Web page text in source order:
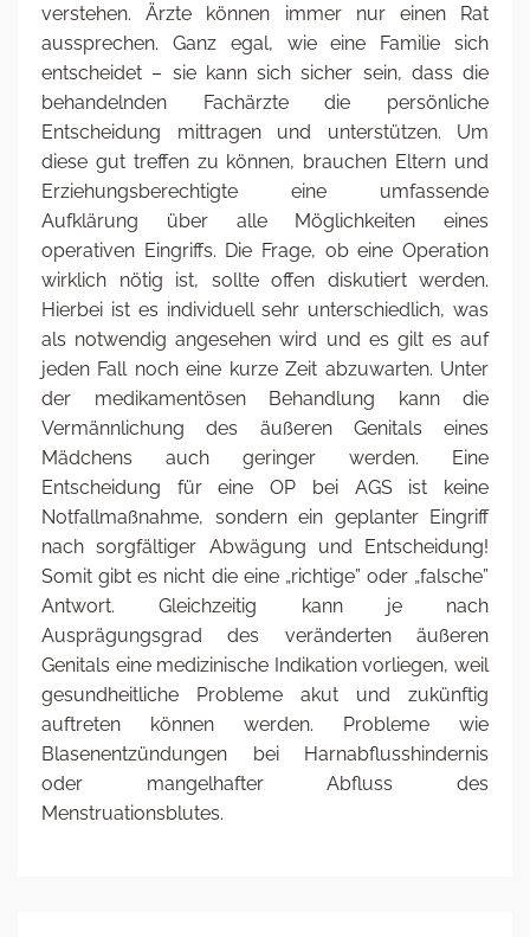
verstehen. Ärzte können immer nur einen Rat
aussprechen. Ganz egal, wie eine Familie sich
entscheidet – sie kann sich sicher sein, dass die
behandelnden Fachärzte die persönliche
Entscheidung mittragen und unterstützen. Um
diese gut treffen zu können, brauchen Eltern und
Erziehungsberechtigte eine umfassende
Aufklärung über alle Möglichkeiten eines
operativen Eingriffs. Die Frage, ob eine Operation
wirklich nötig ist, sollte offen diskutiert werden.
Hierbei ist es individuell sehr unterschiedlich, was
als notwendig angesehen wird und es gilt es auf
jeden Fall noch eine kurze Zeit abzuwarten. Unter
der medikamentösen Behandlung kann die
Vermännlichung des äußeren Genitals eines
Mädchens auch geringer werden. Eine
Entscheidung für eine OP bei AGS ist keine
Notfallmaßnahme, sondern ein geplanter Eingriff
nach sorgfältiger Abwägung und Entscheidung!
Somit gibt es nicht die eine „richtige” oder „falsche”
Antwort. Gleichzeitig kann je nach
Ausprägungsgrad des veränderten äußeren
Genitals eine medizinische Indikation vorliegen, weil
gesundheitliche Probleme akut und zukünftig
auftreten können werden. Probleme wie
Blasenentzündungen bei Harnabflusshindernis
oder mangelhafter Abfluss des
Menstruationsblutes.